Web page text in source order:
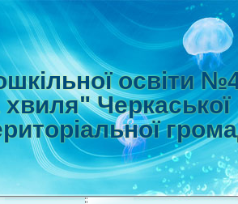
освіти
Черкаської